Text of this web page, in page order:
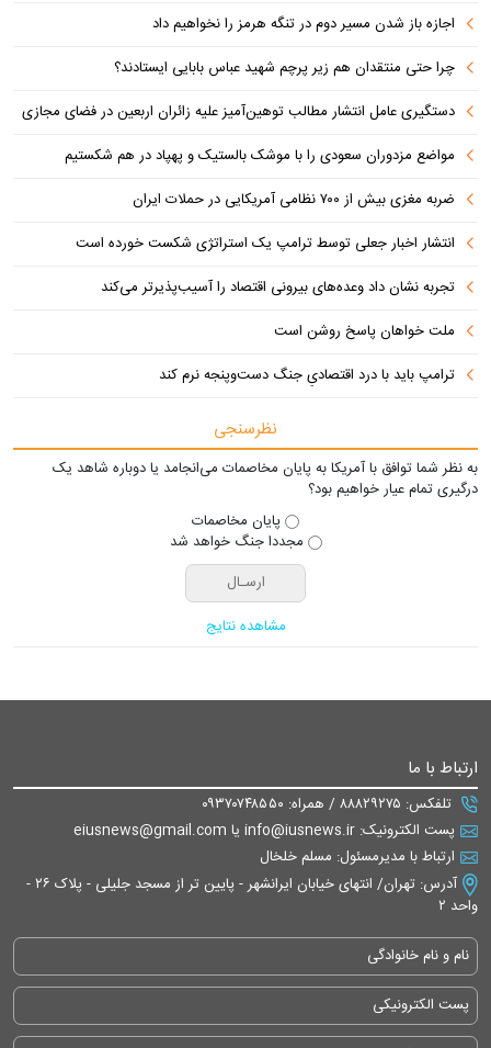
اجازه باز شدن مسیر دوم در تنگه هرمز را نخواهیم داد
چرا حتی منتقدان هم زیر پرچم شهید عباس بابایی ایستادند؟
دستگیری عامل انتشار مطالب توهین‌آمیز علیه زائران اربعین در فضای مجازی
مواضع مزدوران سعودی را با موشک بالستیک و پهپاد در هم شکستیم
ضربه مغزی بیش از ۷۰۰ نظامی آمریکایی در حملات ایران
انتشار اخبار جعلی توسط ترامپ یک استراتژی شکست خورده است
تجربه نشان داد وعده‌های بیرونی اقتصاد را آسیب‌پذیرتر می‌کند
ملت خواهان پاسخ روشن است
ترامپ باید با درد اقتصادیِ جنگ دست‌و‌پنجه نرم کند
نظرسنجی
به نظر شما توافق با آمریکا به پایان مخاصمات می‌انجامد یا دوباره شاهد یک
درگیری تمام عیار خواهیم بود؟
پایان مخاصمات
مجددا جنگ خواهد شد
مشاهده نتایج
ارتباط با ما
تلفکس: ۸۸۸۲۹۲۷۵ / همراه: ۰۹۳۷۰۷۴۸۵۵۰
پست الکترونیک: info@iusnews.ir یا eiusnews@gmail.com
ارتباط با مدیرمسئول: مسلم خلخال
آدرس: تهران/ انتهای خیابان ایرانشهر - پایین تر از مسجد جلیلی - پلاک ۲۶ -
واحد ۲